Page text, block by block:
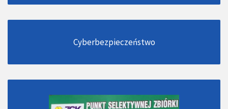
Cyberbezpieczeństwo